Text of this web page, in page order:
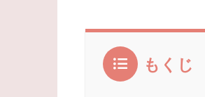
もくじ